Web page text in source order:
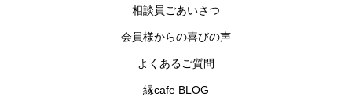
相談員ごあいさつ
会員様からの喜びの声
よくあるご質問
縁cafe BLOG